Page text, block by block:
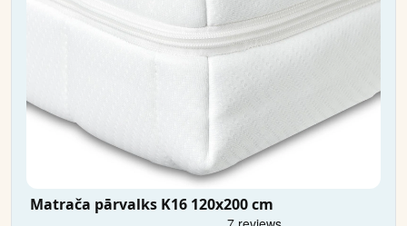
Matrača pārvalks K16 120x200 cm